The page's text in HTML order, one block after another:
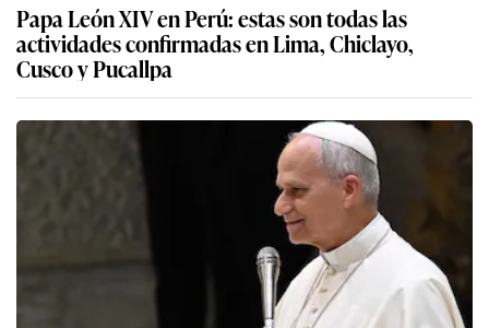
Papa León XIV en Perú: estas son todas las
actividades confirmadas en Lima, Chiclayo,
Cusco y Pucallpa